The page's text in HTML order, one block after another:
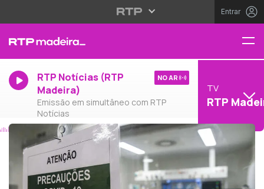
Entrar
RTP Notícias (RTP
Madeira)
Emissão em simultâneo com RTP
Notícias
NO AR
TV
RTP